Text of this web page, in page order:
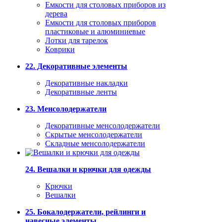
Емкости для столовых приборов из
дерева
Емкости для столовых приборов
пластиковые и алюминиевые
Лотки для тарелок
Коврики
22. Декоративные элементы
Декоративные накладки
Декоративные ленты
23. Менсолодержатели
Декоративные менсолодержатели
Скрытые менсолодержатели
Складные менсолодержатели
24. Вешалки и крючки для одежды
Крючки
Вешалки
25. Бокалодержатели, рейлинги и